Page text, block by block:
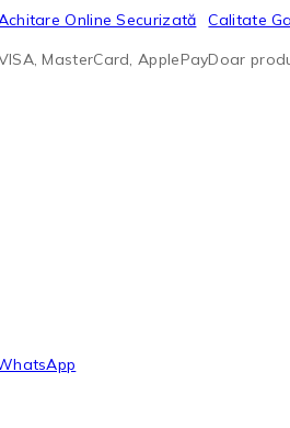
Online Securizată
MasterCard, ApplePay
Calitate
Doar